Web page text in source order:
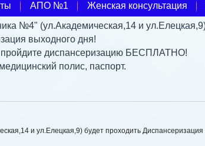
АПО №1 Женская консультация
№4" (ул.Академическая,14 и
выходного дня!
пройдите диспансеризацию БЕСПЛАТНО!
полис, паспорт.
и ул.Елецкая,9) будет проходить Диспансеризация